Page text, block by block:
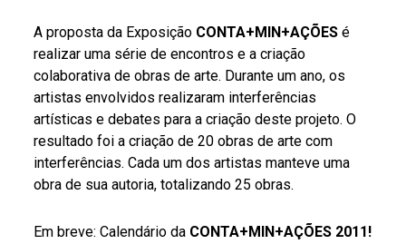
A proposta da Exposição CONTA+MIN+AÇÕESé
realizar uma série de encontros e a criação
colaborativa de obras de arte. Durante um ano, os
artistas envolvidos realizaram interferências
artísticas e debates para a criação deste projeto. O
resultado foi a criação de 20 obras de arte com
interferências. Cada um dos artistas manteve uma
obra de sua autoria, totalizando 25 obras.
Em breve: Calendário da CONTA+MIN+AÇÕES 2011!